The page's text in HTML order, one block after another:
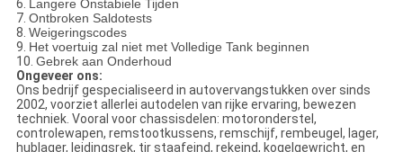
6. Langere Onstabiele Tijden
7. Ontbroken Saldotests
8. Weigeringscodes
9. Het voertuig zal niet met Volledige Tank beginnen
10. Gebrek aan Onderhoud
Ongeveer ons:
Ons bedrijf gespecialiseerd in autovervangstukken over sinds
2002, voorziet allerlei autodelen van rijke ervaring, bewezen
techniek. Vooral voor chassisdelen: motoronderstel,
controlewapen, remstootkussens, remschijf, rembeugel, lager,
hublager, leidingsrek, tir staafeind, rekeind, kogelgewricht, en